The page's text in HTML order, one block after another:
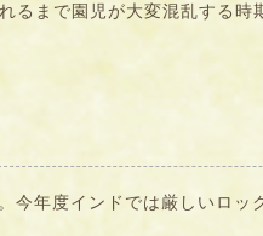
まで園児が大変混乱する時
年度インドでは厳しいロッ